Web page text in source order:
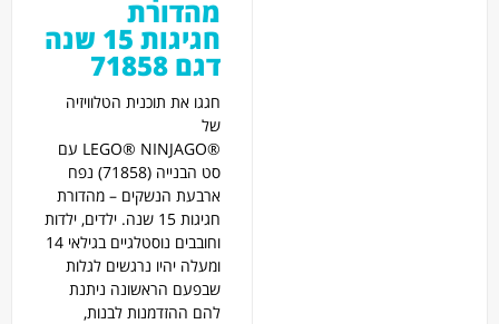
מהדורת
חגיגות 15 שנה
דגם 71858
חגגו את תוכנית הטלוויזיה
של
®LEGO®
NINJAGO
עם
סט הבנייה (71858) נפח
ארבעת הנשקים – מהדורת
חגיגות 15 שנה. ילדים, ילדות
וחובבים נוסטלגיים בגילאי 14
ומעלה יהיו נרגשים לגלות
שבפעם הראשונה ניתנת
להם ההזדמנות לבנות,